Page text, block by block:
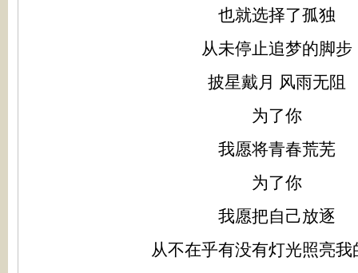
也就选择了孤独
从未停止追梦的脚步
披星戴月 风雨无阻
为了你
我愿将青春荒芜
为了你
我愿把自己放逐
从不在乎有没有灯光照亮我